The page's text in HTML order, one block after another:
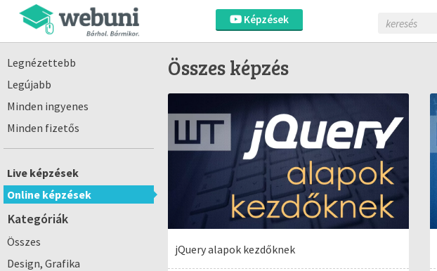
Képzések
Legnézettebb
Legújabb
Minden ingyenes
Minden fizetős
Live képzések
Online képzések
Kategóriák
Összes
Design, Grafika
Összes képzés
jQuery alapok kezdőknek